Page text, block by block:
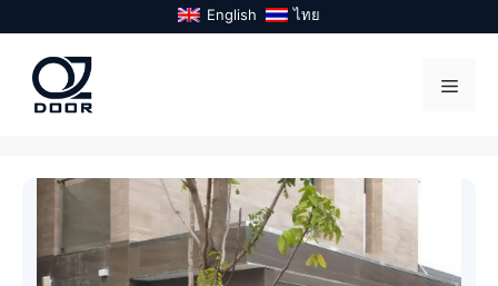
to
content
English ไทย